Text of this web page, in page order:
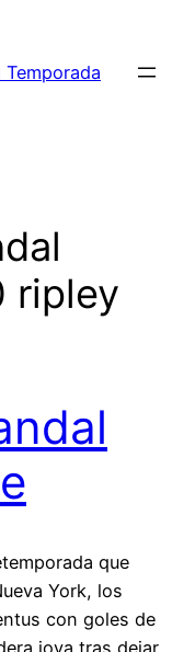
ripley
que
York, los
con goles de
joya tras dejar